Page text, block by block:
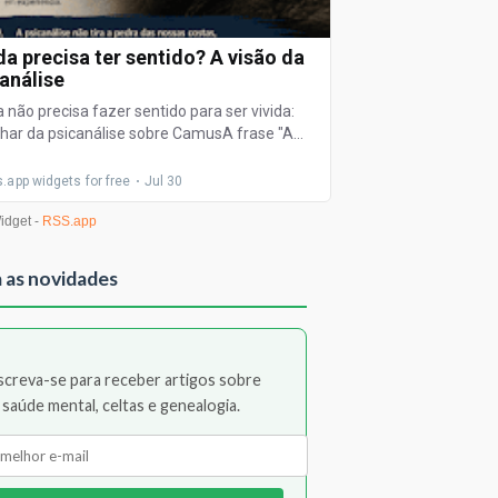
as novidades
se para receber artigos sobre
saúde mental, celtas e genealogia.